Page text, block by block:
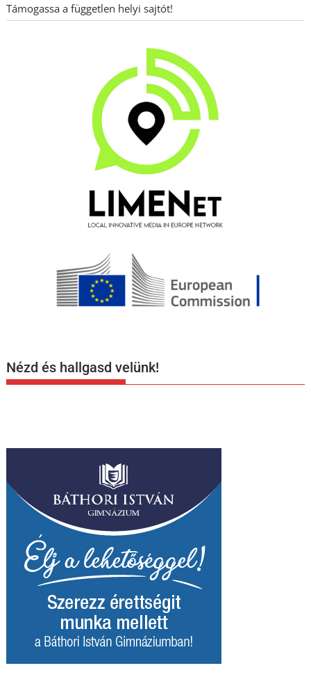
Támogassa a független helyi sajtót!
Nézd és hallgasd velünk!